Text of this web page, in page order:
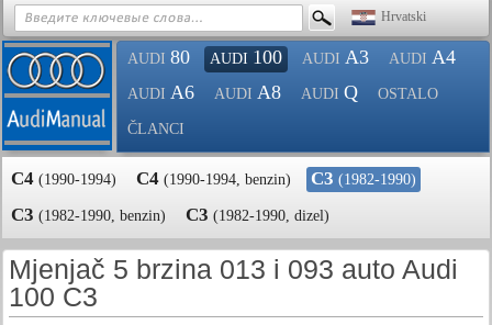
Hrvatski
AUDI 80 AUDI 100 AUDI A3 AUDI A4
AUDI A6 AUDI A8 AUDI Q OSTALO
ČLANCI
C4 (1990-1994) C4 (1990-1994, benzin) C3 (1982-1990)
C3 (1982-1990, benzin) C3 (1982-1990, dizel)
Mjenjač 5 brzina 013 i 093 auto Audi
100 C3